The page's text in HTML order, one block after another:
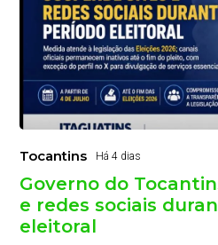
Tocantins Há 4 dias
Governo do
e redes sociais
eleitoral